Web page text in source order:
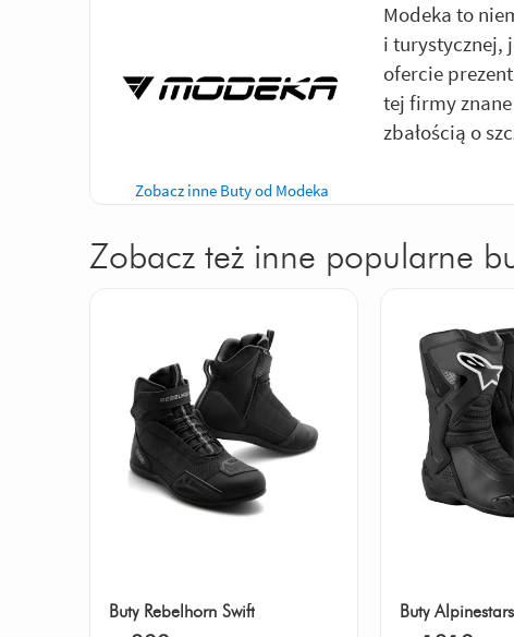
Zobacz inne Buty od Modeka
Modeka to
i turystycznej,
ofercie
tej firmy
zbałością o
Zobacz też inne popularne
Buty Rebelhorn Swift Buty